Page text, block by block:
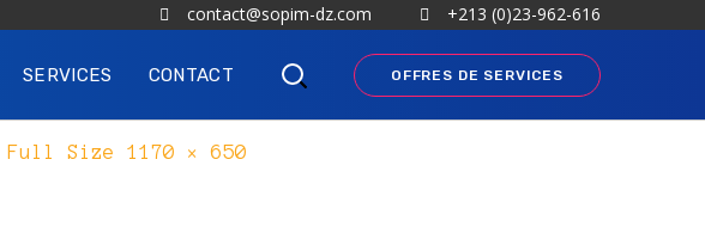
contact@sopim-dz.com +213 (0)23-962-616
SERVICES CONTACT OFFRES DE SERVICES
Full
Full Size 1170 × 650